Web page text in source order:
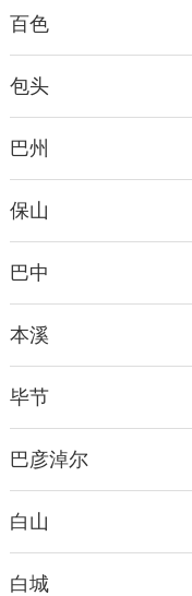
百色
包头
巴州
保山
巴中
本溪
毕节
巴彦淖尔
白山
白城